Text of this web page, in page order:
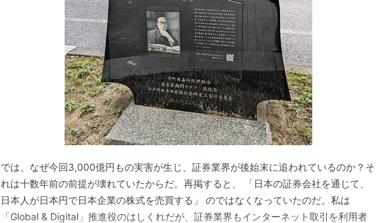
では、なぜ今回3,000億円もの実害が生じ、証券業界が後始末に追われているのか？そ
れは十数年前の前提が壊れていたからだ。再掲すると、 「日本の証券会社を通じて、
日本人が日本円で日本企業の株式を売買する」 のではなくなっていたのだ。私は
「Global & Digital」推進役のはしくれだが、証券業界もインターネット取引を利用者